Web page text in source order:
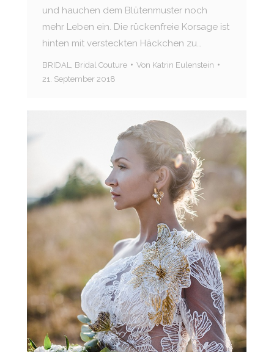
und hauchen dem Blütenmuster noch
mehr Leben ein. Die rückenfreie Korsage ist
hinten mit versteckten Häckchen zu…
BRIDAL Bridal Couture Von Katrin Eulenstein
21. September 2018